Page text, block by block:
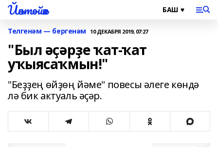
Йәнтөйәк
Телгенәм — бергенәм 10 ДЕКАБРЯ 2019, 07:27
"Был әҫәрҙе ҡат-ҡат
уҡыясаҡмын!"
"Беҙҙең өйҙөң йәме" повесы әлеге көндә
лә бик актуаль әҫәр.